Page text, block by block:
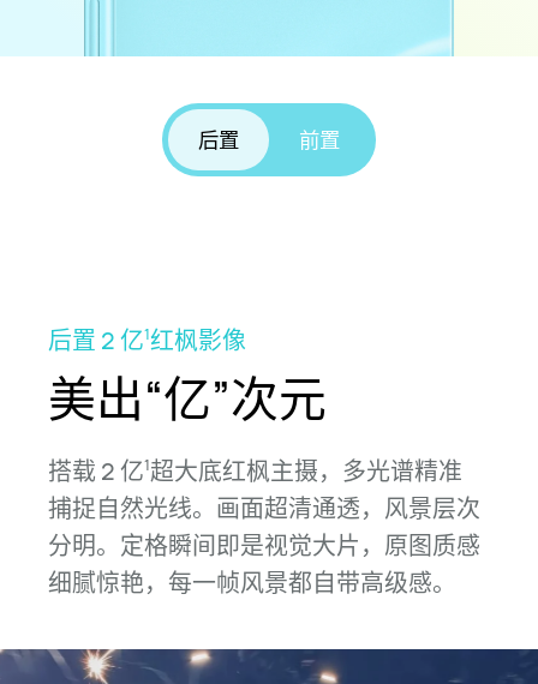
后置 前置
后置 2 亿1红枫影像
美出“亿”次元
搭载 2 亿1超大底红枫主摄，多光谱精准
捕捉自然光线。画面超清通透，风景层次
分明。 定格瞬间即是视觉大片，原图质感
细腻惊艳，每一帧风景都自带高级感。